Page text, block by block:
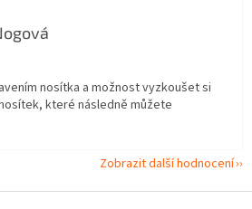
obchodu je 5 z 5 hvězdiček.
nosítka a možnost vyzkoušet si
které následně můžete
Zobrazit další hodnocení